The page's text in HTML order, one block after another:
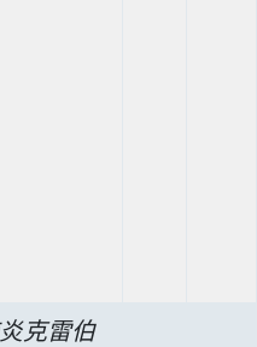
克雷伯